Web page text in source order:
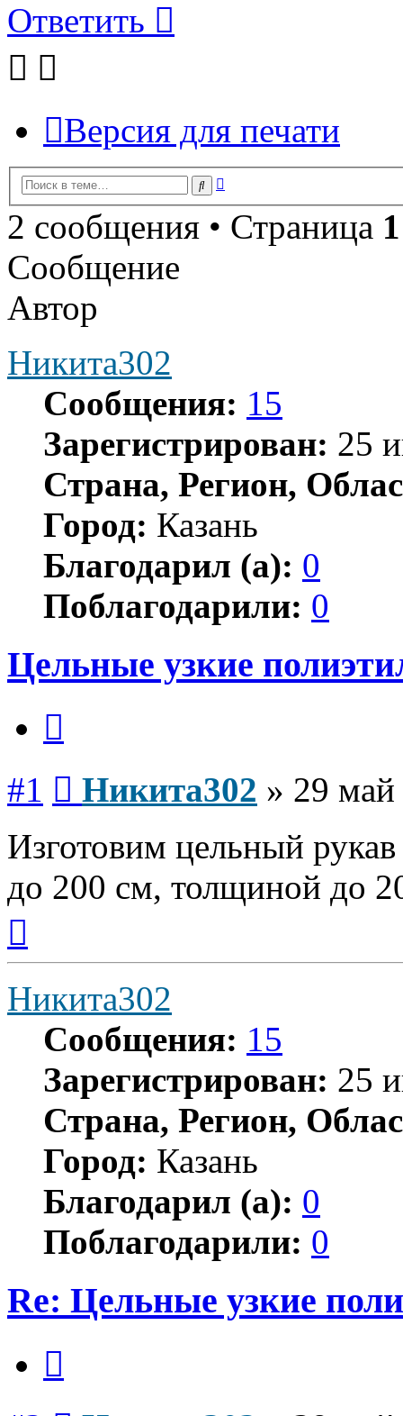
Ответить
Версия для печати
Поиск
2 сообщения • Страница 1
Сообщение
Автор
Никита302
Сообщения: 15
Зарегистрирован: 25
Страна, Регион,
Город: Казань
Благодарил (а): 0
Поблагодарили: 0
Цельные узкие
#1 Никита302 » 29
Изготовим цельный
до 200 см, толщиной до
началу
Никита302
Сообщения: 15
Зарегистрирован: 25
Страна, Регион,
Город: Казань
Благодарил (а): 0
Поблагодарили: 0
Re: Цельные узкие